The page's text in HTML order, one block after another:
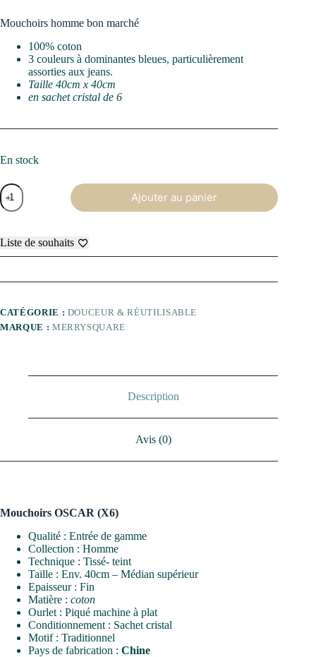
Mouchoirs homme bon marché
100% coton
3 couleurs à dominantes bleues, particulièrement
assorties aux jeans.
Taille 40cm x 40cm
en sachet cristal de 6
En stock
quantité
de
Mouchoirs
Oscar
(X6)
Ajouter au panier
Liste de souhaits
CATÉGORIE : DOUCEUR & RÉUTILISABLE
MARQUE : MERRYSQUARE
Description
Avis (0)
Mouchoirs OSCAR (X6)
Qualité : Entrée de gamme
Collection : Homme
Technique : Tissé- teint
Taille : Env. 40cm – Médian supérieur
Epaisseur : Fin
Matière : coton
Ourlet : Piqué machine à plat
Conditionnement : Sachet cristal
Motif : Traditionnel
Pays de fabrication : Chine